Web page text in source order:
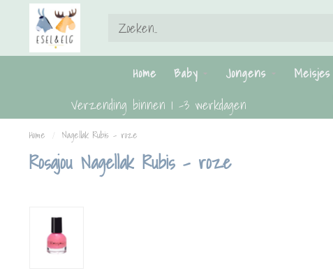
Home Baby Jongens Meisjes
Verzending binnen 1 -3 werkdagen
Home Nagellak Rubis - roze
Rosajou Nagellak Rubis - roze